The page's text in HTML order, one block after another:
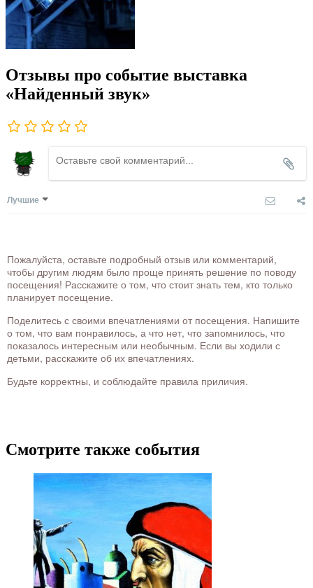
Отзывы про событие выставка
«Найденный звук»
Лучшие
Пожалуйста, оставьте подробный отзыв или комментарий,
чтобы другим людям было проще принять решение по поводу
посещения! Расскажите о том, что стоит знать тем, кто только
планирует посещение.
Поделитесь с своими впечатлениями от посещения. Напишите
о том, что вам понравилось, а что нет, что запомнилось, что
показалось интересным или необычным. Если вы ходили с
детьми, расскажите об их впечатлениях.
Будьте корректны, и соблюдайте правила приличия.
Смотрите также события